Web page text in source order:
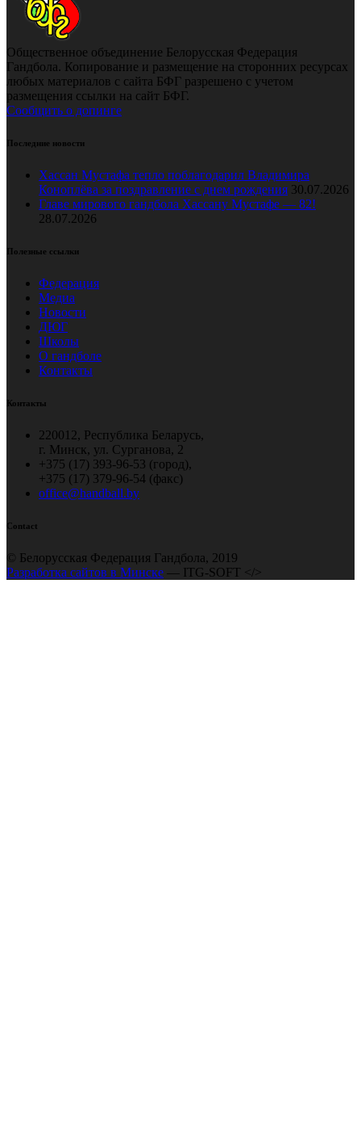
Общественное объединение Белорусская Федерация
Гандбола. Копирование и размещение на сторонних ресурсах
любых материалов с сайта БФГ разрешено с учетом
размещения ссылки на сайт БФГ.
Сообщить о допинге
Последние новости
Хассан Мустафа тепло поблагодарил Владимира
Коноплёва за поздравление с днем рождения 30.07.2026
Главе мирового гандбола Хассану Мустафе — 82!
28.07.2026
Полезные ссылки
Федерация
Медиа
Новости
ДЮГ
Школы
О гандболе
Контакты
Контакты
220012, Республика Беларусь,
г. Минск, ул. Сурганова, 2
+375 (17) 393-96-53 (город),
+375 (17) 379-96-54 (факс)
office@handball.by
Contact
© Белорусская Федерация Гандбола, 2019
Разработка сайтов в Минске — ITG-SOFT </>